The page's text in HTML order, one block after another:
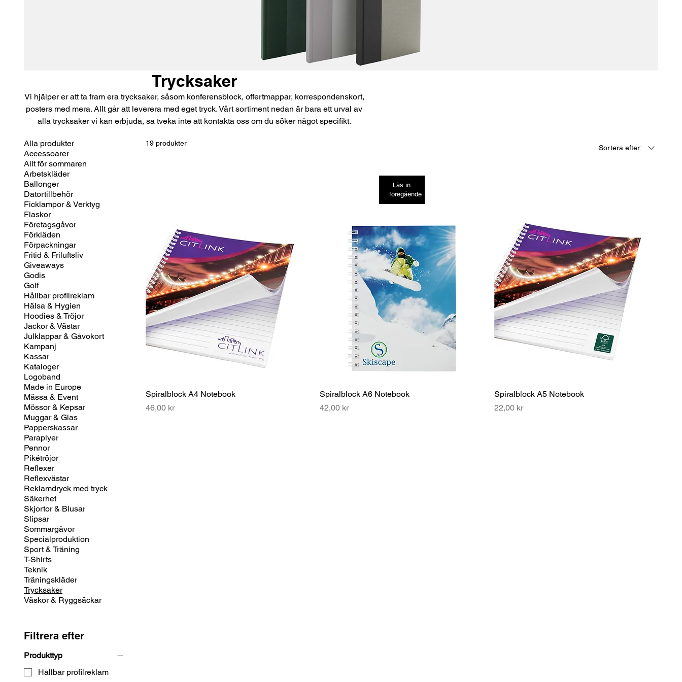
Trycksaker
Vi hjälper er att ta fram era trycksaker, såsom konferensblock, offertmappar, korrespondenskort,
posters med mera. Allt går att leverera med eget tryck. Vårt sortiment nedan är bara ett urval av
alla trycksaker vi kan erbjuda, så tveka inte att kontakta oss om du söker något specifikt.
Alla produkter
Accessoarer
Allt för sommaren
Arbetskläder
Ballonger
Datortillbehör
Ficklampor & Verktyg
Flaskor
Företagsgåvor
Förkläden
Förpackningar
Fritid & Friluftsliv
Giveaways
Godis
Golf
Hållbar profilreklam
Hälsa & Hygien
Hoodies & Tröjor
Jackor & Västar
Julklappar & Gåvokort
Kampanj
Kassar
Kataloger
Logoband
Made in Europe
Mässa & Event
Mössor & Kepsar
Muggar & Glas
Papperskassar
Paraplyer
Pennor
Pikétröjor
Reflexer
Reflexvästar
Reklamdryck med tryck
Säkerhet
Skjortor & Blusar
Slipsar
Sommargåvor
Specialproduktion
Sport & Träning
T-Shirts
Teknik
Träningskläder
Trycksaker
Väskor & Ryggsäckar
Filtrera efter
Produkttyp
Hållbar profilreklam
19 produkter
Sortera efter:
Läs in
föregående
Spiralblock A4 Notebook
Pris
46,00 kr
Spiralblock A6 Notebook
Pris
42,00 kr
Spiralblock A5 Notebook
Pris
22,00 kr